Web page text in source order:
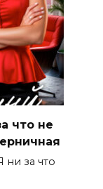
что не
ни за что